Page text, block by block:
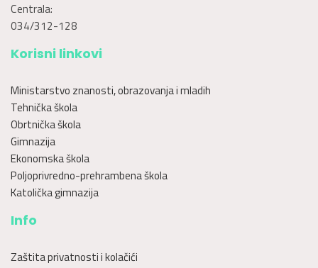
Centrala:
034/312-128
Korisni linkovi
Ministarstvo znanosti, obrazovanja i mladih
Tehnička škola
Obrtnička škola
Gimnazija
Ekonomska škola
Poljoprivredno-prehrambena škola
Katolička gimnazija
Info
Zaštita privatnosti i kolačići